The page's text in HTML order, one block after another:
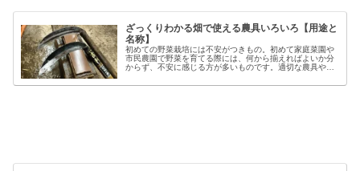
ざっくりわかる畑で使える農具いろいろ【用途と
名称】
初めての野菜栽培には不安がつきもの。初めて家庭菜園や
市民農園で野菜を育てる際には、何から揃えればよいか分
からず、不安に感じる方が多いものです。適切な農具や資
しますが、種類も多く、初心者には...